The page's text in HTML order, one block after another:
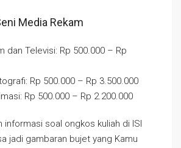
Media Rekam
dan Televisi: Rp 500.000 – Rp
Rp 500.000 – Rp 3.500.000
Rp 500.000 – Rp 2.200.000
informasi soal ongkos kuliah di ISI
jadi gambaran bujet yang Kamu